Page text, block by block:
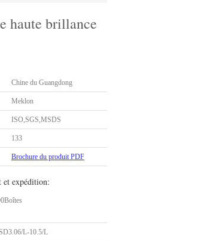
haute brillance
Chine du Guangdong
Meklon
ISO,SGS,MSDS
133
Brochure du produit PDF
et expédition:
L-10.5/L